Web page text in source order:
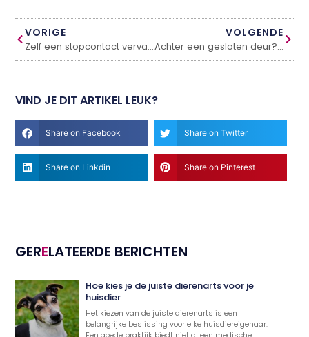
VORIGE
Zelf een stopcontact vervangen
VOLGENDE
Achter een gesloten deur? U zoekt een slotenmaker met 24/7 service.
VIND JE DIT ARTIKEL LEUK?
Share on Facebook Share on Twitter
Share on Linkdin Share on Pinterest
GERELATEERDE BERICHTEN
Hoe kies je de juiste dierenarts voor je
huisdier
Het kiezen van de juiste dierenarts is een
belangrijke beslissing voor elke huisdiereigenaar.